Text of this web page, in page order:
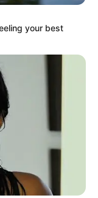
sofőrjét
ülést tart
your best